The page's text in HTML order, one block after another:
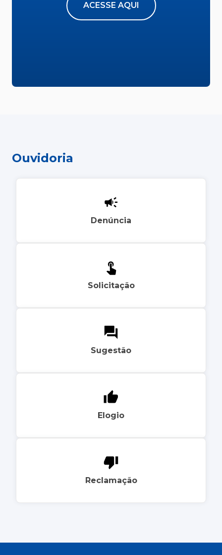
ACESSE AQUI
Ouvidoria
Denúncia
Solicitação
Sugestão
Elogio
Reclamação